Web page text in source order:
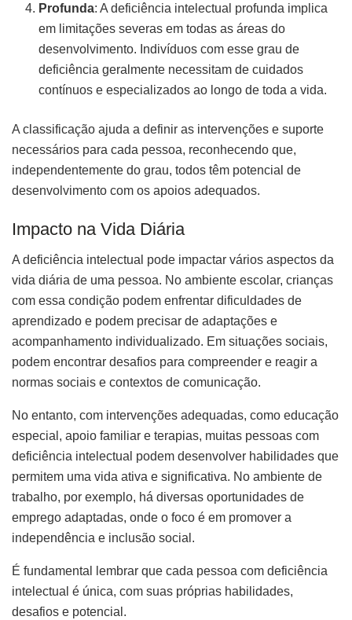
Profunda: A deficiência intelectual profunda implica
em limitações severas em todas as áreas do
desenvolvimento. Indivíduos com esse grau de
deficiência geralmente necessitam de cuidados
contínuos e especializados ao longo de toda a vida.
A classificação ajuda a definir as intervenções e suporte
necessários para cada pessoa, reconhecendo que,
independentemente do grau, todos têm potencial de
desenvolvimento com os apoios adequados.
Impacto na Vida Diária
A deficiência intelectual pode impactar vários aspectos da
vida diária de uma pessoa. No ambiente escolar, crianças
com essa condição podem enfrentar dificuldades de
aprendizado e podem precisar de adaptações e
acompanhamento individualizado. Em situações sociais,
podem encontrar desafios para compreender e reagir a
normas sociais e contextos de comunicação.
No entanto, com intervenções adequadas, como educação
especial, apoio familiar e terapias, muitas pessoas com
deficiência intelectual podem desenvolver habilidades que
permitem uma vida ativa e significativa. No ambiente de
trabalho, por exemplo, há diversas oportunidades de
emprego adaptadas, onde o foco é em promover a
independência e inclusão social.
É fundamental lembrar que cada pessoa com deficiência
intelectual é única, com suas próprias habilidades,
desafios e potencial.